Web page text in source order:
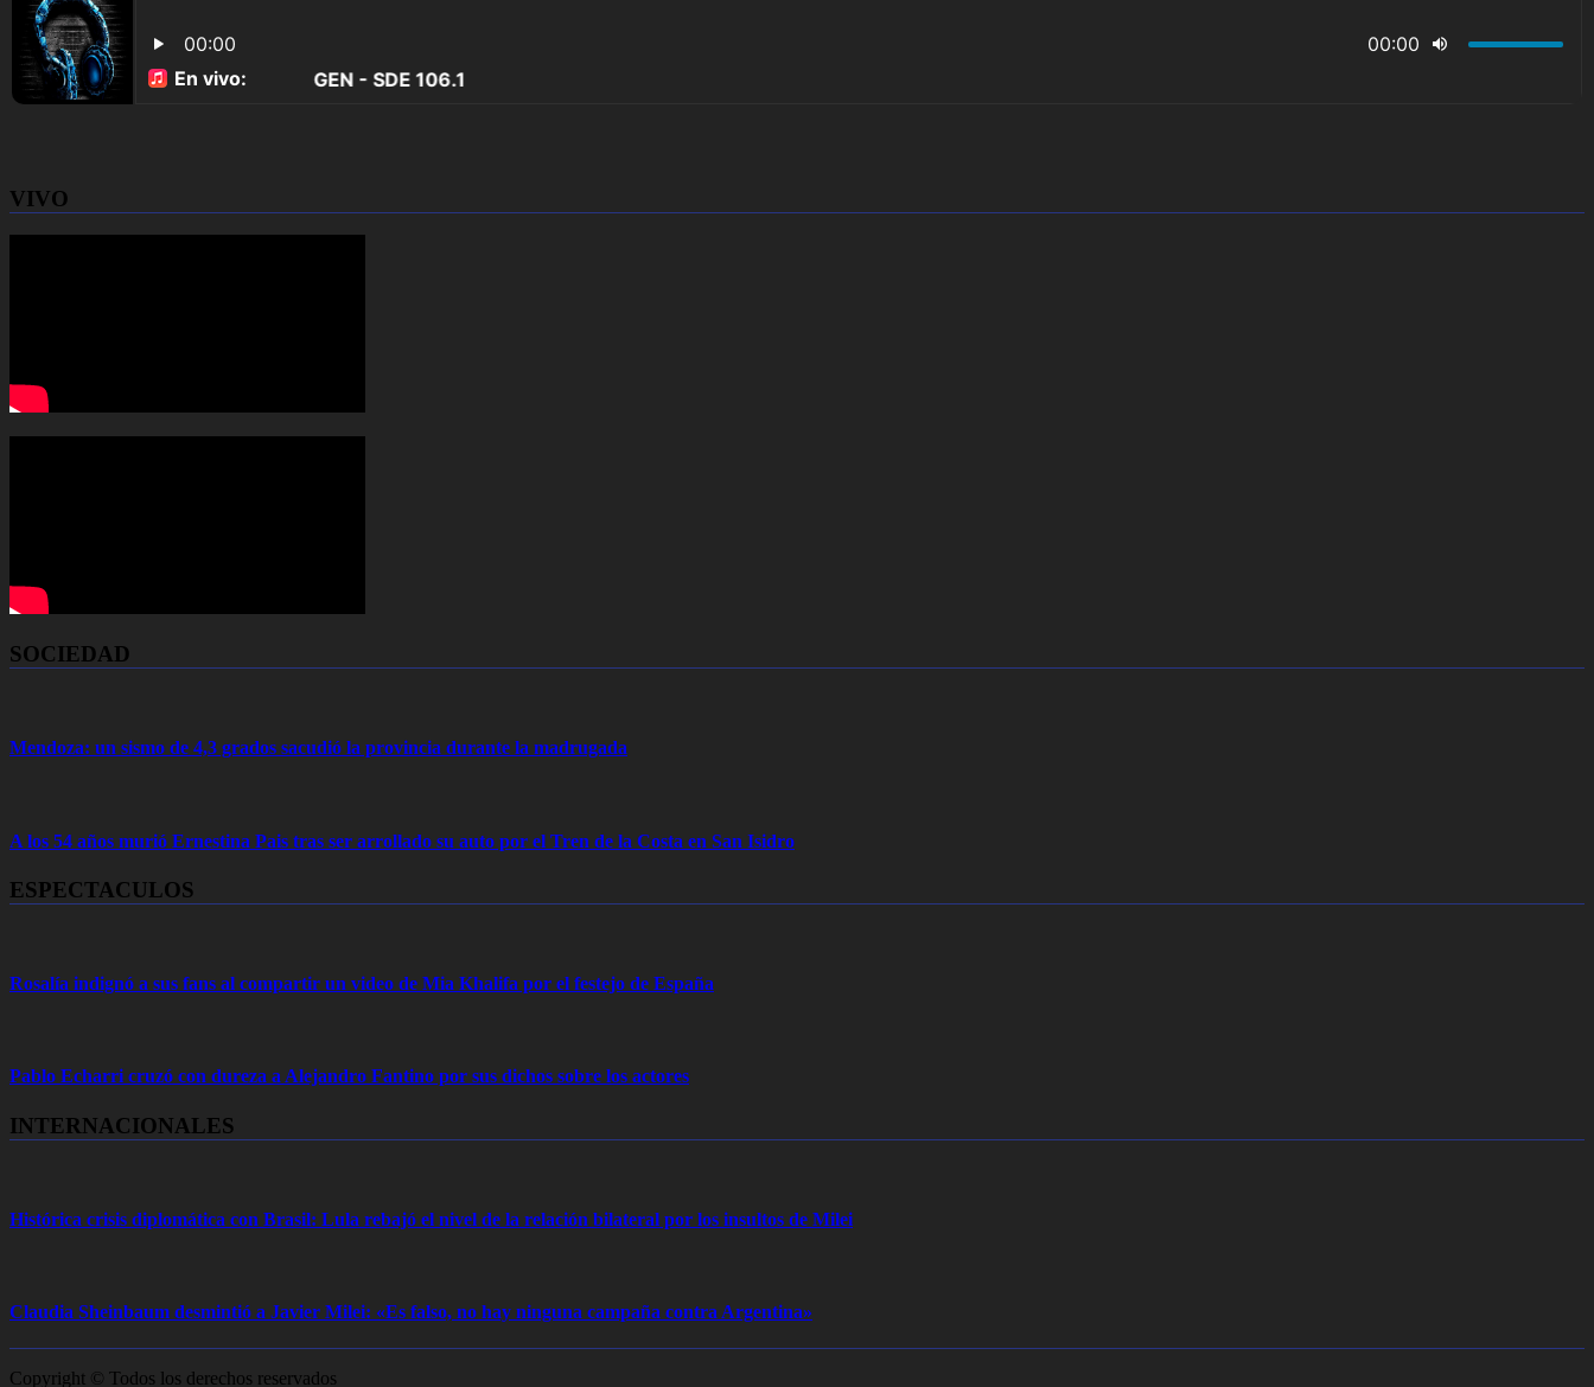
VIVO
SOCIEDAD
Mendoza: un sismo de 4,3 grados sacudió la provincia durante la madrugada
A los 54 años murió Ernestina Pais tras ser arrollado su auto por el Tren de la Costa en San Isidro
ESPECTACULOS
Rosalía indignó a sus fans al compartir un video de Mia Khalifa por el festejo de España
Pablo Echarri cruzó con dureza a Alejandro Fantino por sus dichos sobre los actores
INTERNACIONALES
Histórica crisis diplomática con Brasil: Lula rebajó el nivel de la relación bilateral por los insultos de Milei
Claudia Sheinbaum desmintió a Javier Milei: «Es falso, no hay ninguna campaña contra Argentina»
Copyright © Todos los derechos reservados